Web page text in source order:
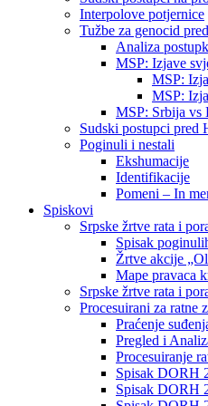
Interpolove potjernice
Tužbe za genocid
Analiza
MSP: Izjave
MSP:
MSP:
MSP: Srbija vs
Sudski postupci pred
Poginuli i nestali
Ekshumacije
Identifikacije
Pomeni – In
Spiskovi
Srpske žrtve rata i
Spisak
Žrtve akcije
Mape pravaca
Srpske žrtve rata i
Procesuirani za ratne
Praćenje
Pregled i
Procesuiranje
Spisak DORH
Spisak DORH